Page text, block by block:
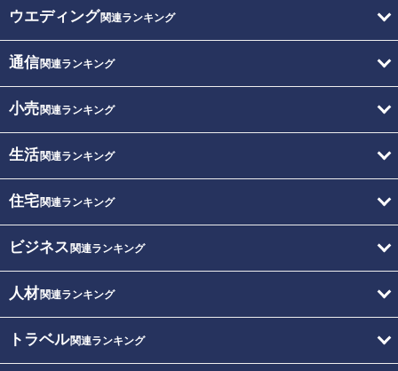
ウエディング関連ランキング
通信関連ランキング
小売関連ランキング
生活関連ランキング
住宅関連ランキング
ビジネス 関連ランキング
人材関連ランキング
トラベル関連ランキング